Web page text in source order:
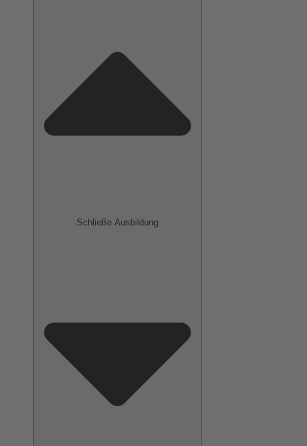
Schließe Ausbildung